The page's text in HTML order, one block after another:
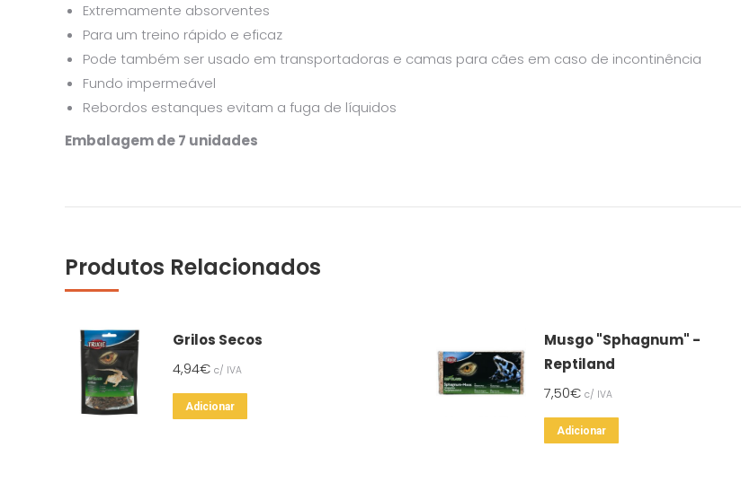
Extremamente absorventes
Para um treino rápido e eficaz
Pode também ser usado em transportadoras e camas para cães em caso de incontinência
Fundo impermeável
Rebordos estanques evitam a fuga de líquidos
Embalagem de 7 unidades
Produtos Relacionados
Grilos Secos
4,94€ c/ IVA
Adicionar
Musgo "Sphagnum" -
Reptiland
7,50€ c/ IVA
Adicionar